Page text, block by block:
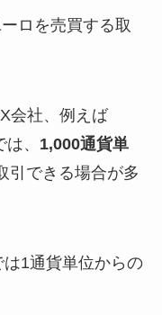
ロを売買する取
会社、例えば
、 1,000通貨単
引できる場合が多
1通貨単位からの